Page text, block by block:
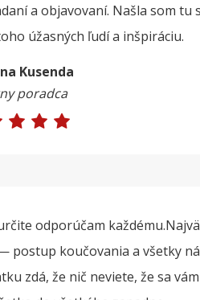
a objavovaní. Našla som tu
úžasných ľudí a inšpiráciu.
Kusenda
poradca
odporúčam
postup koučovania a všetky
zdá, že nič neviete, že sa